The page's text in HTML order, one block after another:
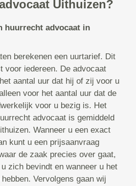
Uithuizen?
huurrecht advocaat in
berekenen een uurtarief. Dit
voor iedereen. De advocaat
aantal uur dat hij of zij voor u
voor het aantal uur dat de
voor u bezig is. Het
advocaat is gemiddeld
Wanneer u een exact
kunt u een prijsaanvraag
de zaak precies over gaat,
zich bevindt en wanneer u het
Vervolgens gaan wij